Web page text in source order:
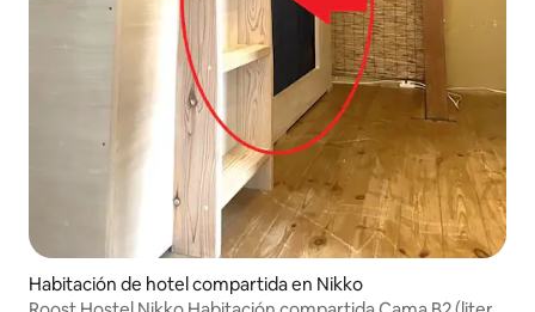
Habitación de hotel compartida en Nikko